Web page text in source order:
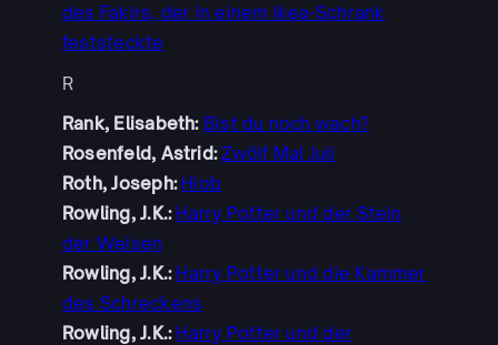
des Fakirs, der in einem Ikea-Schrank
feststeckte
R
Rank, Elisabeth: Bist du noch wach?
Rosenfeld, Astrid:Zwölf Mal Juli
Roth, Joseph: Hiob
Rowling, J.K.: Harry Potter und der Stein
der Weisen
Rowling, J.K.: Harry Potter und die Kammer
des Schreckens
Rowling, J.K.: Harry Potter und der